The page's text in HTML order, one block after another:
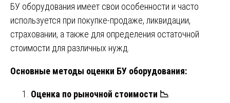
БУ оборудования имеет свои особенности и часто
используется при покупке-продаже, ликвидации,
страховании, а также для определения остаточной
стоимости для различных нужд.
Основные методы оценки БУ оборудования:
Оценка по рыночной стоимости 📉